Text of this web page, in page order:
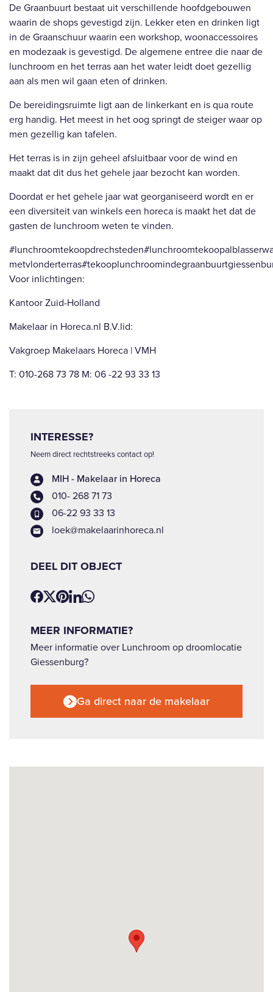
De Graanbuurt bestaat uit verschillende hoofdgebouwen
waarin de shops gevestigd zijn. Lekker eten en drinken ligt
in de Graanschuur waarin een workshop, woonaccessoires
en modezaak is gevestigd. De algemene entree die naar de
lunchroom en het terras aan het water leidt doet gezellig
aan als men wil gaan eten of drinken.
De bereidingsruimte ligt aan de linkerkant en is qua route
erg handig. Het meest in het oog springt de steiger waar op
men gezellig kan tafelen.
Het terras is in zijn geheel afsluitbaar voor de wind en
maakt dat dit dus het gehele jaar bezocht kan worden.
Doordat er het gehele jaar wat georganiseerd wordt en er
een diversiteit van winkels een horeca is maakt het dat de
gasten de lunchroom weten te vinden.
Voor inlichtingen:
Kantoor Zuid-Holland
Makelaar in Horeca.nl B.V.lid:
Vakgroep Makelaars Horeca | VMH
T: 010-268 73 78 M: 06 -22 93 33 13
INTERESSE?
Neem direct rechtstreeks contact op!
MIH - Makelaar in Horeca
010- 268 71 73
06-22 93 33 13
loek@makelaarinhoreca.nl
DEEL DIT OBJECT
MEER INFORMATIE?
Meer informatie over Lunchroom op droomlocatie
Giessenburg?
Ga direct naar de makelaar